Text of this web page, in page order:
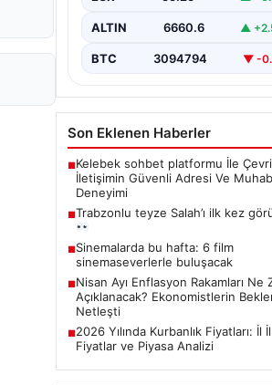
ALTIN 6660.6 ▲
BTC 3094794 ▼ -
Son Eklenen Haberler
■Kelebek sohbet platformu İle
İletişimin Güvenli Adresi Ve
Deneyimi
■Trabzonlu teyze Salah’ı ilk kez
■Sinemalarda bu hafta: 6 film
sinemaseverlerle buluşacak
■Nisan Ayı Enflasyon Rakamları Ne
Açıklanacak? Ekonomistlerin
Netleşti
■2026 Yılında Kurbanlık Fiyatları: İl
Fiyatlar ve Piyasa Analizi